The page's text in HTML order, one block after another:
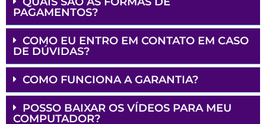
FAÇA PARTE
MORFOLOGIAGUIA PRÁTICO
COMPLETO PARA
CONCURSOS